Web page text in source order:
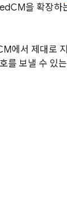
을 확장하
에서 제대로
를 보낼 수 있